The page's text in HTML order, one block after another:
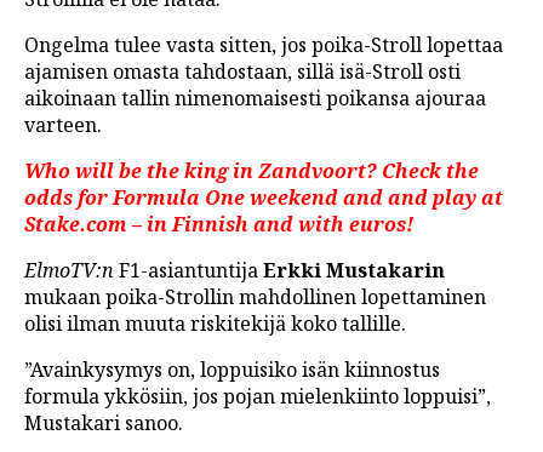
Ongelma tulee vasta sitten, jos poika-Stroll lopettaa
ajamisen omasta tahdostaan, sillä isä-Stroll osti
aikoinaan tallin nimenomaisesti poikansa ajouraa
varteen.
Who will be the king in Zandvoort? Check the
odds for Formula One weekend and and play at
Stake.com – in Finnish and with euros!
ElmoTV:n F1-asiantuntijaErkki Mustakarin
mukaan poika-Strollin mahdollinen lopettaminen
olisi ilman muuta riskitekijä koko tallille.
”Avainkysymys on, loppuisiko isän kiinnostus
formula ykkösiin, jos pojan mielenkiinto loppuisi”,
Mustakari sanoo.